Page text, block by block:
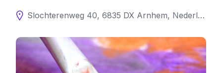
Slochterenweg 40, 6835 DX Arnhem, Nederland